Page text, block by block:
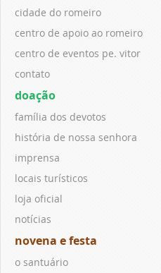
cidade do romeiro
centro de apoio ao romeiro
centro de eventos pe. vitor
contato
doação
família dos devotos
história de nossa senhora
imprensa
locais turísticos
loja oficial
notícias
novena e festa
o santuário